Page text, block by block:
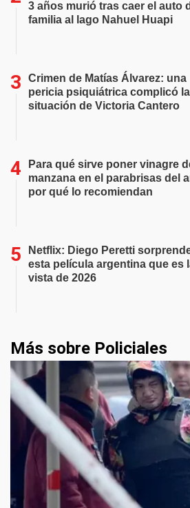
3 años murió tras caer el auto
familia al lago Nahuel Huapi
Crimen de Matías Álvarez: una
pericia psiquiátrica complicó la
situación de Victoria Cantero
Para qué sirve poner vinagre
manzana en el parabrisas del
por qué lo recomiendan
Netflix: Diego Peretti
esta película argentina que es
vista de 2026
Más sobre Policiales